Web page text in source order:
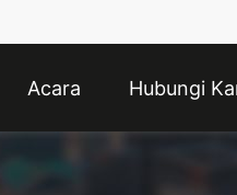
Acara Hubungi